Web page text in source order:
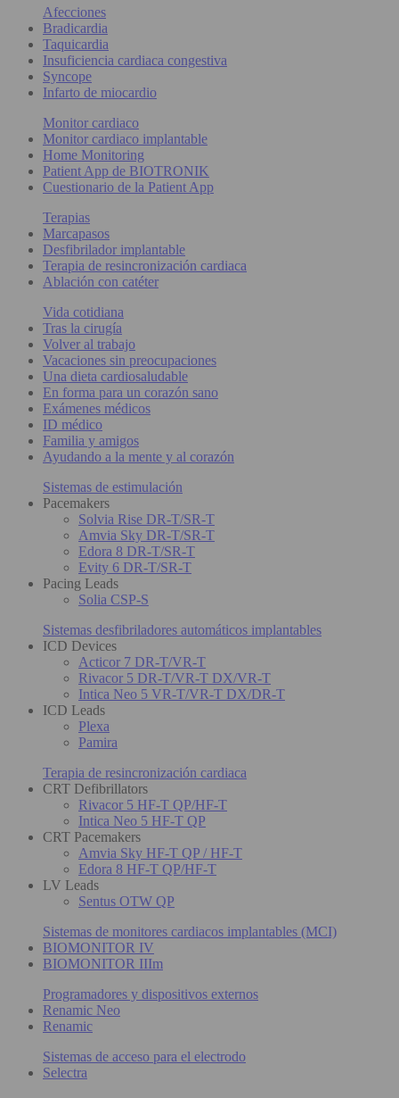
Afecciones
Bradicardia
Taquicardia
Insuficiencia cardiaca congestiva
Syncope
Infarto de miocardio
Monitor cardiaco
Monitor cardiaco implantable
Home Monitoring
Patient App de BIOTRONIK
Cuestionario de la Patient App
Terapias
Marcapasos
Desfibrilador implantable
Terapia de resincronización cardiaca
Ablación con catéter
Vida cotidiana
Tras la cirugía
Volver al trabajo
Vacaciones sin preocupaciones
Una dieta cardiosaludable
En forma para un corazón sano
Exámenes médicos
ID médico
Familia y amigos
Ayudando a la mente y al corazón
Sistemas de estimulación
Pacemakers
Solvia Rise DR-T/SR-T
Amvia Sky DR-T/SR-T
Edora 8 DR-T/SR-T
Evity 6 DR-T/SR-T
Pacing Leads
Solia CSP-S
Sistemas desfibriladores automáticos implantables
ICD Devices
Acticor 7 DR-T/VR-T
Rivacor 5 DR-T/VR-T DX/VR-T
Intica Neo 5 VR-T/VR-T DX/DR-T
ICD Leads
Plexa
Pamira
Terapia de resincronización cardiaca
CRT Defibrillators
Rivacor 5 HF-T QP/HF-T
Intica Neo 5 HF-T QP
CRT Pacemakers
Amvia Sky HF-T QP / HF-T
Edora 8 HF-T QP/HF-T
LV Leads
Sentus OTW QP
Sistemas de monitores cardiacos implantables (MCI)
BIOMONITOR IV
BIOMONITOR IIIm
Programadores y dispositivos externos
Renamic Neo
Renamic
Sistemas de acceso para el electrodo
Selectra